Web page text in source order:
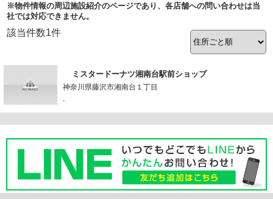
※物件情報の周辺施設紹介のページであり、各店舗への問い合わせは当
社では対応できません。
該当件数1件
ミスタードーナツ湘南台駅前ショップ
神奈川県藤沢市湘南台１丁目
-